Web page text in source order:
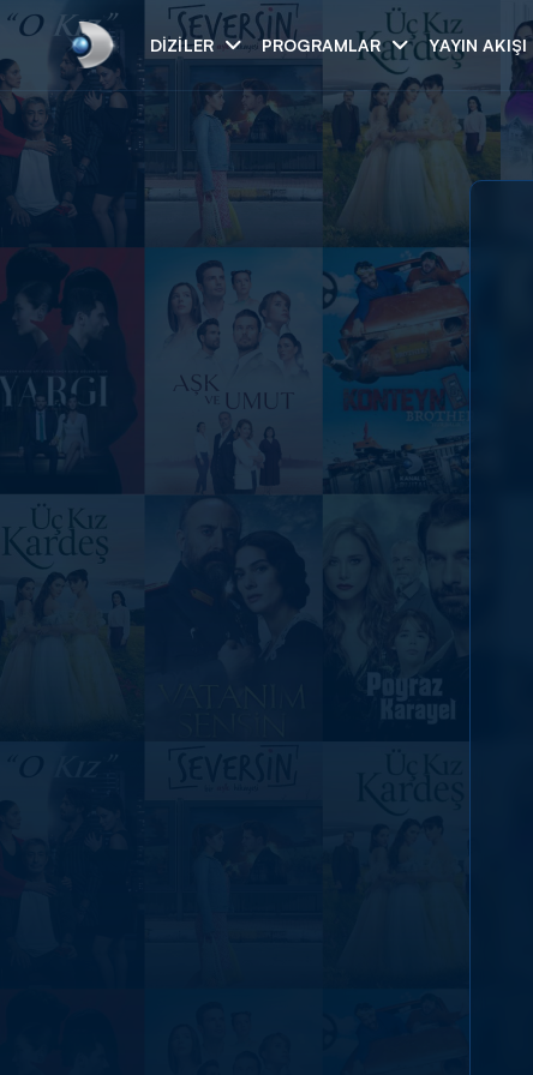
DIZILER PROGRAMLAR YAYIN AKIŞI
Arama
ARAMA SONUÇLARI